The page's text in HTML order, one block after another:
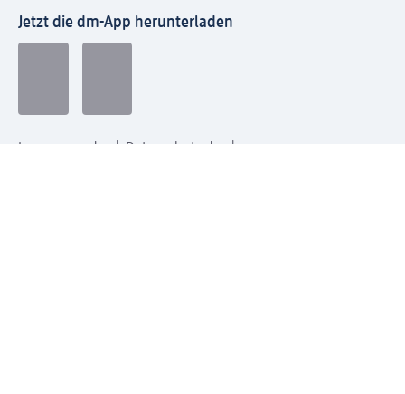
Jetzt die dm-App herunterladen
Impressum dm
Datenschutz dm